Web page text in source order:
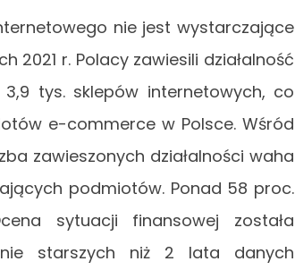
nie jest wystarczające
2021 r. Polacy zawiesili działalność
tys. sklepów internetowych, co
e-commerce w Polsce. Wśród
zawieszonych działalności waha
podmiotów. Ponad 58 proc.
sytuacji finansowej została
starszych niż 2 lata danych